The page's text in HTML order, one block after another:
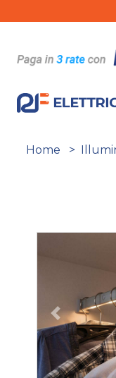
Salta al contenuto
Home >